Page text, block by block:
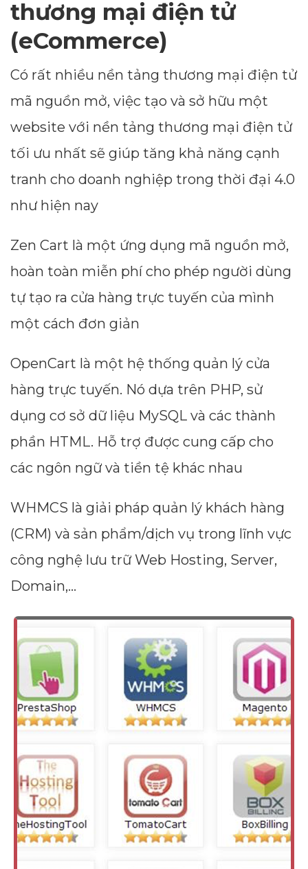
thương mại điện tử
(eCommerce)
Có rất nhiều nền tảng thương mại điện tử
mã nguồn mở, việc tạo và sở hữu một
website với nền tảng thương mại điện tử
tối ưu nhất sẽ giúp tăng khả năng cạnh
tranh cho doanh nghiệp trong thời đại 4.0
như hiện nay
Zen Cart là một ứng dụng mã nguồn mở,
hoàn toàn miễn phí cho phép người dùng
tự tạo ra cửa hàng trực tuyến của mình
một cách đơn giản
OpenCart là một hệ thống quản lý cửa
hàng trực tuyến. Nó dựa trên PHP, sử
dụng cơ sở dữ liệu MySQL và các thành
phần HTML. Hỗ trợ được cung cấp cho
các ngôn ngữ và tiền tệ khác nhau
WHMCS là giải pháp quản lý khách hàng
(CRM) và sản phẩm/dịch vụ trong lĩnh vực
công nghệ lưu trữ Web Hosting, Server,
Domain,...
--
--